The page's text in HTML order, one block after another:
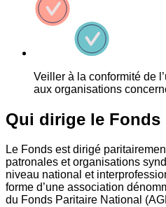
Veiller à la conformité de
aux organisations
Qui dirige le Fonds
Le Fonds est dirigé
patronales et organisations
niveau national et
forme d’une association
du Fonds Paritaire National